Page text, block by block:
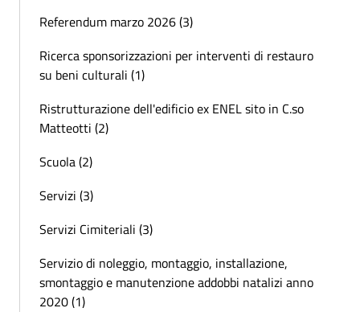
Referendum marzo 2026 (3)
Ricerca sponsorizzazioni per interventi di restauro
su beni culturali (1)
Ristrutturazione dell'edificio ex ENEL sito in C.so
Matteotti (2)
Scuola (2)
Servizi (3)
Servizi Cimiteriali (3)
Servizio di noleggio, montaggio, installazione,
smontaggio e manutenzione addobbi natalizi anno
2020 (1)